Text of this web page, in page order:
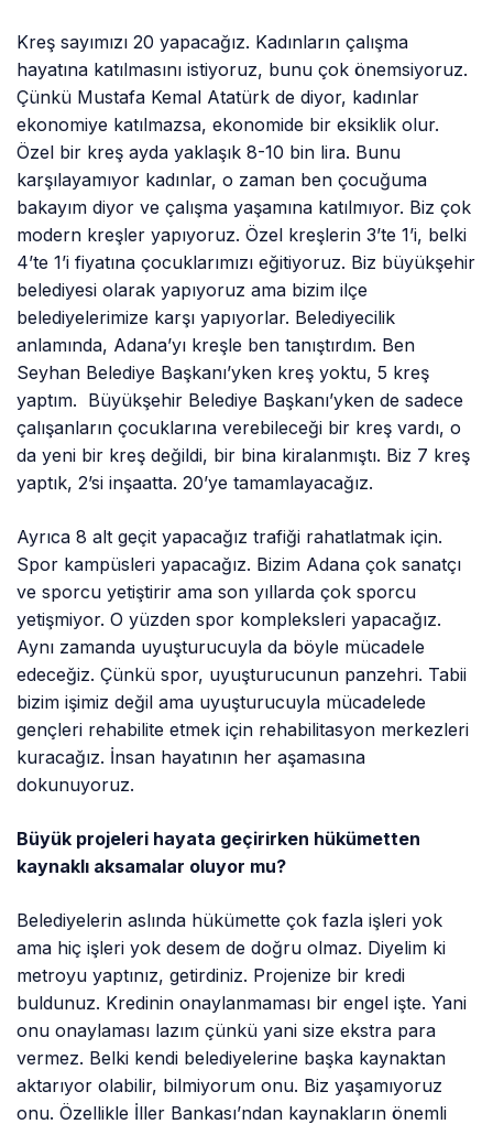
Kreş sayımızı 20 yapacağız. Kadınların çalışma
hayatına katılmasını istiyoruz, bunu çok önemsiyoruz.
Çünkü Mustafa Kemal Atatürk de diyor, kadınlar
ekonomiye katılmazsa, ekonomide bir eksiklik olur.
Özel bir kreş ayda yaklaşık 8-10 bin lira. Bunu
karşılayamıyor kadınlar, o zaman ben çocuğuma
bakayım diyor ve çalışma yaşamına katılmıyor. Biz çok
modern kreşler yapıyoruz. Özel kreşlerin 3’te 1’i, belki
4’te 1’i fiyatına çocuklarımızı eğitiyoruz. Biz büyükşehir
belediyesi olarak yapıyoruz ama bizim ilçe
belediyelerimize karşı yapıyorlar. Belediyecilik
anlamında, Adana’yı kreşle ben tanıştırdım. Ben
Seyhan Belediye Başkanı’yken kreş yoktu, 5 kreş
yaptım. Büyükşehir Belediye Başkanı’yken de sadece
çalışanların çocuklarına verebileceği bir kreş vardı, o
da yeni bir kreş değildi, bir bina kiralanmıştı. Biz 7 kreş
yaptık, 2’si inşaatta. 20’ye tamamlayacağız.
Ayrıca 8 alt geçit yapacağız trafiği rahatlatmak için.
Spor kampüsleri yapacağız. Bizim Adana çok sanatçı
ve sporcu yetiştirir ama son yıllarda çok sporcu
yetişmiyor. O yüzden spor kompleksleri yapacağız.
Aynı zamanda uyuşturucuyla da böyle mücadele
edeceğiz. Çünkü spor, uyuşturucunun panzehri. Tabii
bizim işimiz değil ama uyuşturucuyla mücadelede
gençleri rehabilite etmek için rehabilitasyon merkezleri
kuracağız. İnsan hayatının her aşamasına
dokunuyoruz.
Büyük projeleri hayata geçirirken hükümetten
kaynaklı aksamalar oluyor mu?
Belediyelerin aslında hükümette çok fazla işleri yok
ama hiç işleri yok desem de doğru olmaz. Diyelim ki
metroyu yaptınız, getirdiniz. Projenize bir kredi
buldunuz. Kredinin onaylanmaması bir engel işte. Yani
onu onaylaması lazım çünkü yani size ekstra para
vermez. Belki kendi belediyelerine başka kaynaktan
aktarıyor olabilir, bilmiyorum onu. Biz yaşamıyoruz
onu. Özellikle İller Bankası’ndan kaynakların önemli